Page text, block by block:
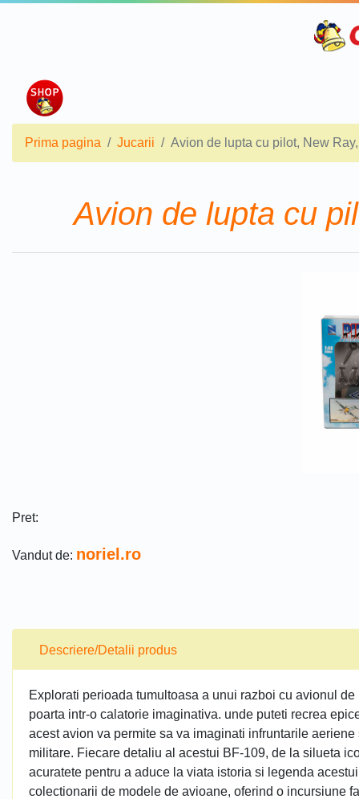
Prima pagina Jucarii Avion de lupta cu pilot, New
Avion de lupta cu
Pret:
Vandut de: noriel.ro
Descriere/Detalii produs
Explorati perioada tumultoasa a unui razboi cu avionul
poarta intr-o calatorie imaginativa. unde puteti recrea
acest avion va permite sa va imaginati infruntarile
militare. Fiecare detaliu al acestui BF-109, de la silueta
acuratete pentru a aduce la viata istoria si legenda
colectionarii de modele de avioane, oferind o incursiune